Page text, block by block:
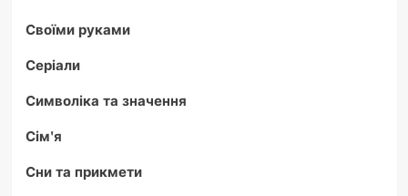
Своїми руками
Серіали
Символіка та значення
Сім'я
Сни та прикмети